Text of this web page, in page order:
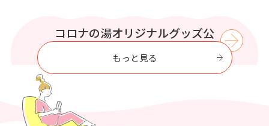
コロナの湯で
この夏はコロナの湯で涼もう【8
プリティシリーズ コラボイベン
WIND BREAKER コラボイベント
コロナの湯オリジナルグッズ公
もっと見る